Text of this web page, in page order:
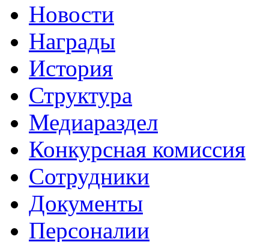
Новости
Награды
История
Структура
Медиараздел
Конкурсная комиссия
Сотрудники
Документы
Персоналии